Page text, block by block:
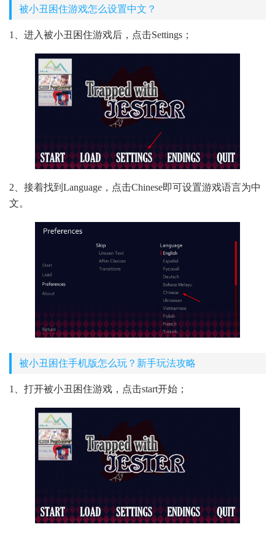
被小丑困住游戏怎么设置中文？
1、进入被小丑困住游戏后，点击Settings；
2、接着找到Language，点击Chinese即可设置游戏语言为中
文。
被小丑困住手机版怎么玩？新手玩法攻略
1、打开被小丑困住游戏，点击start开始；